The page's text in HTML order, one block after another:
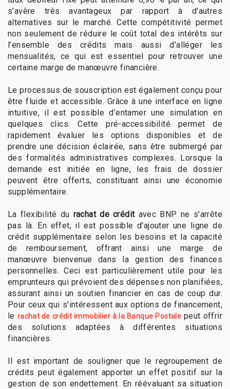
s’avère très avantageux par rapport à d'autres
alternatives sur le marché. Cette compétitivité permet
non seulement de réduire le coût total des intérêts sur
l’ensemble des crédits mais aussi d’alléger les
mensualités, ce qui est essentiel pour retrouver une
certaine marge de manœuvre financière.
Le processus de souscription est également conçu pour
être fluide et accessible. Grâce à une interface en ligne
intuitive, il est possible d’entamer une simulation en
quelques clics. Cette pré-accessibilité permet de
rapidement évaluer les options disponibles et de
prendre une décision éclairée, sans être submergé par
des formalités administratives complexes. Lorsque la
demande est initiée en ligne, les frais de dossier
peuvent être offerts, constituant ainsi une économie
supplémentaire.
La flexibilité du rachat de créditavec BNP ne s'arrête
pas là. En effet, il est possible d'ajouter une ligne de
crédit supplémentaire selon les besoins et la capacité
de remboursement, offrant ainsi une marge de
manœuvre bienvenue dans la gestion des finances
personnelles. Ceci est particulièrement utile pour les
emprunteurs qui prévoient des dépenses non planifiées,
assurant ainsi un soutien financier en cas de coup dur.
Pour ceux qui s'intéressent aux options de financement,
le rachat de crédit immobilier à la Banque Postale peut offrir
des solutions adaptées à différentes situations
financières.
Il est important de souligner que le regroupement de
crédits peut également apporter un effet positif sur la
gestion de son endettement. En réévaluant sa situation